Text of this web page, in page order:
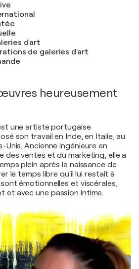
d'art
de galeries d'art
heureusement
une artiste portugaise
son travail en Inde, en Italie, au
Ancienne ingénieure en
des ventes et du marketing, elle a
plein après la naissance de
le temps libre qu'il lui restait à
émotionnelles et viscérales,
et avec une passion intime.